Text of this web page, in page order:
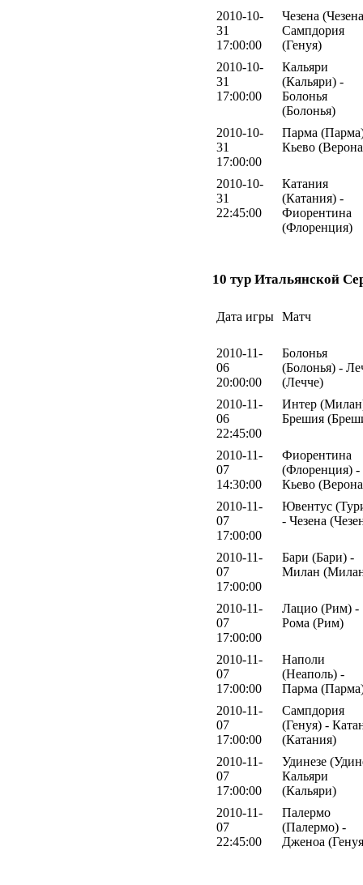
2010-10-
31
17:00:00
Чезена
Сампдория
(Генуя)
2010-10-
31
17:00:00
Кальяри
(Кальяри) -
Болонья
(Болонья)
2010-10-
31
17:00:00
Парма
Кьево
2010-10-
31
22:45:00
Катания
(Катания) -
Фиорентина
(Флоренция)
10 тур Итальянской
Дата игры Матч
2010-11-
06
20:00:00
Болонья
(Болонья) -
(Лечче)
2010-11-
06
22:45:00
Интер
Брешия
2010-11-
07
14:30:00
Фиорентина
(Флоренция) -
Кьево
2010-11-
07
17:00:00
Ювентус
- Чезена
2010-11-
07
17:00:00
Бари (Бари) -
Милан
2010-11-
07
17:00:00
Лацио (Рим) -
Рома (Рим)
2010-11-
07
17:00:00
Наполи
(Неаполь) -
Парма
2010-11-
07
17:00:00
Сампдория
(Генуя) -
(Катания)
2010-11-
07
17:00:00
Удинезе
Кальяри
(Кальяри)
2010-11-
07
22:45:00
Палермо
(Палермо) -
Дженоа